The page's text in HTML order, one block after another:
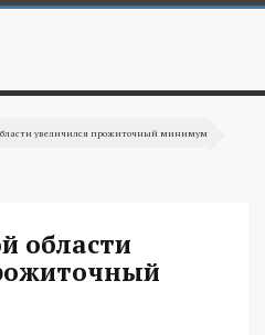
увеличился прожиточный минимум
области